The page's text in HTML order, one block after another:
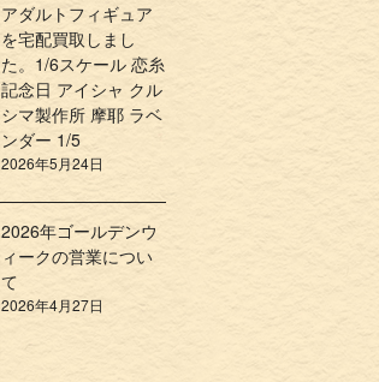
アダルトフィギュア
を宅配買取しまし
た。1/6スケール 恋糸
記念日 アイシャ クル
シマ製作所 摩耶 ラベ
ンダー 1/5
2026年5月24日
2026年ゴールデンウ
ィークの営業につい
て
2026年4月27日